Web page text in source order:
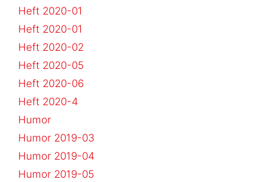
Heft 2020-01
Heft 2020-01
Heft 2020-02
Heft 2020-05
Heft 2020-06
Heft 2020-4
Humor
Humor 2019-03
Humor 2019-04
Humor 2019-05